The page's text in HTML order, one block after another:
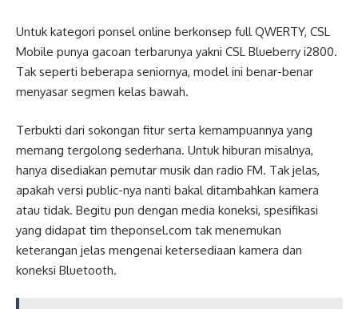
Untuk kategori ponsel online berkonsep full QWERTY, CSL
Mobile punya gacoan terbarunya yakni CSL Blueberry i2800.
Tak seperti beberapa seniornya, model ini benar-benar
menyasar segmen kelas bawah.
Terbukti dari sokongan fitur serta kemampuannya yang
memang tergolong sederhana. Untuk hiburan misalnya,
hanya disediakan pemutar musik dan radio FM. Tak jelas,
apakah versi public-nya nanti bakal ditambahkan kamera
atau tidak. Begitu pun dengan media koneksi, spesifikasi
yang didapat tim theponsel.com tak menemukan
keterangan jelas mengenai ketersediaan kamera dan
koneksi Bluetooth.